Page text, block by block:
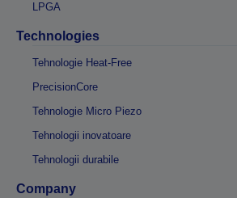
LPGA
Technologies
Tehnologie Heat-Free
PrecisionCore
Tehnologie Micro Piezo
Tehnologii inovatoare
Tehnologii durabile
Company